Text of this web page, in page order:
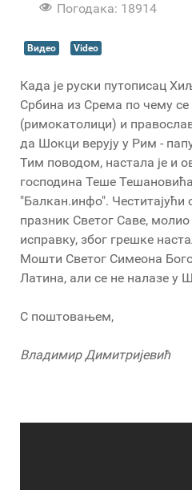
Погодака: 18914
Видео Video
Када је руски путописац
Србина из Срема по чему
(римокатолици) и
да Шокци верују у Рим -
Тим поводом, настала је и
господина Теше
"Балкан.инфо".
празник Светог Саве,
исправку, због грешке
Мошти Светог Симеона
Латина, али се не налазе у
С поштовањем,
Владимир Димитријевић